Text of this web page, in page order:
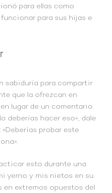
para ellas como
para sus hijas e
sabiduría para compartir
que la ofrezcan en
lugar de un comentario
deberías hacer eso», dale
probar este
esto durante una
yerno y mis nietos en su
en extremos opuestos del